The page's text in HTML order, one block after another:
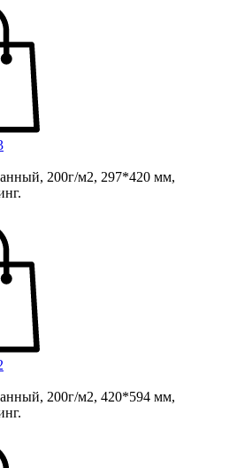
200г/м2, 297*420 мм,
200г/м2, 420*594 мм,